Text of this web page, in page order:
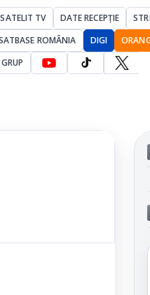
SATELIT TV DATE RECEPȚIE
ROMÂNIA DIGI
GRUP